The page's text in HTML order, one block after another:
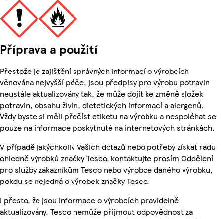
Příprava a použití
Přestože je zajištění správných informací o výrobcích
věnována nejvyšší péče, jsou předpisy pro výrobu potravin
neustále aktualizovány tak, že může dojít ke změně složek
potravin, obsahu živin, dietetických informací a alergenů.
Vždy byste si měli přečíst etiketu na výrobku a nespoléhat se
pouze na informace poskytnuté na internetových stránkách.
V případě jakýchkoliv Vašich dotazů nebo potřeby získat radu
ohledně výrobků značky Tesco, kontaktujte prosím Oddělení
pro služby zákazníkům Tesco nebo výrobce daného výrobku,
pokdu se nejedná o výrobek značky Tesco.
I přesto, že jsou informace o výrobcích pravidelně
aktualizovány, Tesco nemůže přijmout odpovědnost za